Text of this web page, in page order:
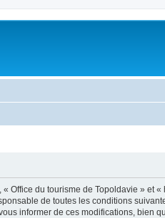
Office du tourisme de Topoldavie » et
de toutes les conditions
informer de ces modifications, bien